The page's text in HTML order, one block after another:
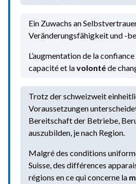
Ein Zuwachs an
Veränderungsfähigkeit und -
L’augmentation de la
capacité et lavolontéde
Trotz der schweizweit
Voraussetzungen
Bereitschaft der Betriebe,
auszubilden, je nach Region.
Malgré des conditions
Suisse, des différences
régions en ce qui concerne la